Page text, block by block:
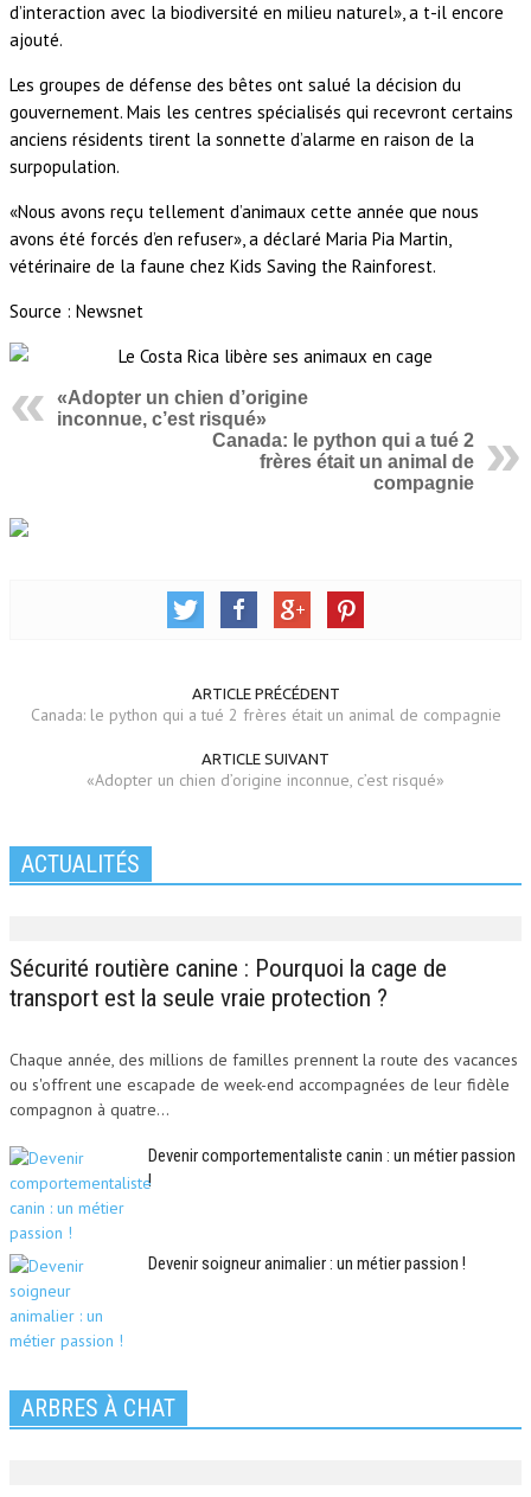
d’interaction avec la biodiversité en milieu naturel», a t-il encore
ajouté.
Les groupes de défense des bêtes ont salué la décision du
gouvernement. Mais les centres spécialisés qui recevront certains
anciens résidents tirent la sonnette d’alarme en raison de la
surpopulation.
«Nous avons reçu tellement d’animaux cette année que nous
avons été forcés d’en refuser», a déclaré Maria Pia Martin,
vétérinaire de la faune chez Kids Saving the Rainforest.
Source : Newsnet
«Adopter un chien d’origine
inconnue, c’est risqué»
Canada: le python qui a tué 2
frères était un animal de
compagnie
ARTICLE PRÉCÉDENT
Canada: le python qui a tué 2 frères était un animal de compagnie
ARTICLE SUIVANT
«Adopter un chien d’origine inconnue, c’est risqué»
ACTUALITÉS
Sécurité routière canine : Pourquoi la cage de
transport est la seule vraie protection ?
Chaque année, des millions de familles prennent la route des vacances
ou s'offrent une escapade de week-end accompagnées de leur fidèle
compagnon à quatre...
Devenir comportementaliste canin : un métier passion
!
Devenir soigneur animalier : un métier passion !
ARBRES À CHAT